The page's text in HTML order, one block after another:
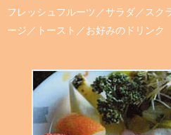
フレッシュフルーツ／サラダ／スク
ージ／トースト／お好みのドリンク